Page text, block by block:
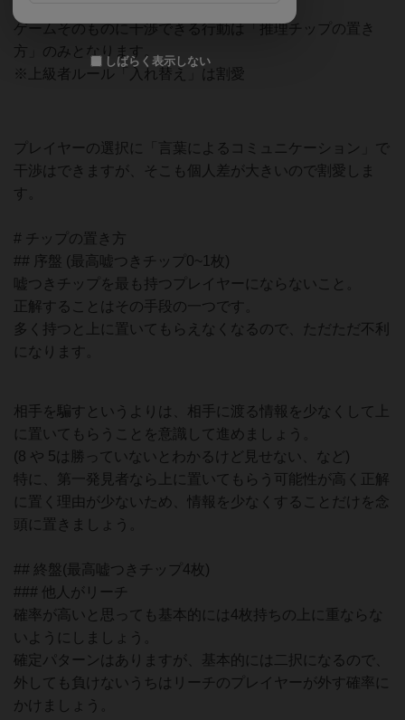
ゲームそのものに干渉できる行動は「推理チップの置き
方」のみとなります。
※上級者ルール「入れ替え」は割愛
プレイヤーの選択に「言葉によるコミュニケーション」で
干渉はできますが、そこも個人差が大きいので割愛しま
す。
# チップの置き方
## 序盤 (最高嘘つきチップ0~1枚)
嘘つきチップを最も持つプレイヤーにならないこと。
正解することはその手段の一つです。
多く持つと上に置いてもらえなくなるので、ただただ不利
になります。
相手を騙すというよりは、相手に渡る情報を少なくして上
に置いてもらうことを意識して進めましょう。
(8 や 5は勝っていないとわかるけど見せない、など)
特に、第一発見者なら上に置いてもらう可能性が高く正解
に置く理由が少ないため、情報を少なくすることだけを念
頭に置きましょう。
## 終盤(最高嘘つきチップ4枚)
### 他人がリーチ
確率が高いと思っても基本的には4枚持ちの上に重ならな
いようにしましょう。
確定パターンはありますが、基本的には二択になるので、
外しても負けないうちはリーチのプレイヤーが外す確率に
かけましょう。
しばらく表示しない